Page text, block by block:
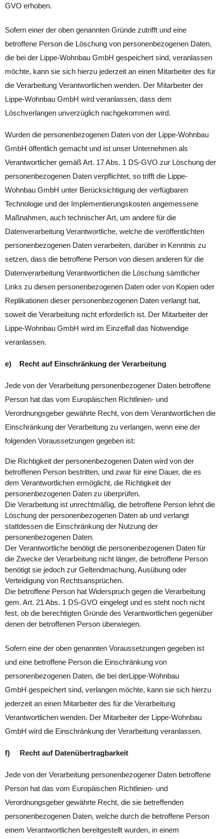
GVO erhoben.
Sofern einer der oben genannten Gründe zutrifft und eine
betroffene Person die Löschung von personenbezogenen Daten,
die bei der Lippe-Wohnbau GmbH gespeichert sind, veranlassen
möchte, kann sie sich hierzu jederzeit an einen Mitarbeiter des für
die Verarbeitung Verantwortlichen wenden. Der Mitarbeiter der
Lippe-Wohnbau GmbH wird veranlassen, dass dem
Löschverlangen unverzüglich nachgekommen wird.
Wurden die personenbezogenen Daten von der Lippe-Wohnbau
GmbH öffentlich gemacht und ist unser Unternehmen als
Verantwortlicher gemäß Art. 17 Abs. 1 DS-GVO zur Löschung der
personenbezogenen Daten verpflichtet, so trifft die Lippe-
Wohnbau GmbH unter Berücksichtigung der verfügbaren
Technologie und der Implementierungskosten angemessene
Maßnahmen, auch technischer Art, um andere für die
Datenverarbeitung Verantwortliche, welche die veröffentlichten
personenbezogenen Daten verarbeiten, darüber in Kenntnis zu
setzen, dass die betroffene Person von diesen anderen für die
Datenverarbeitung Verantwortlichen die Löschung sämtlicher
Links zu diesen personenbezogenen Daten oder von Kopien oder
Replikationen dieser personenbezogenen Daten verlangt hat,
soweit die Verarbeitung nicht erforderlich ist. Der Mitarbeiter der
Lippe-Wohnbau GmbH wird im Einzelfall das Notwendige
veranlassen.
e) Recht auf Einschränkung der Verarbeitung
Jede von der Verarbeitung personenbezogener Daten betroffene
Person hat das vom Europäischen Richtlinien- und
Verordnungsgeber gewährte Recht, von dem Verantwortlichen die
Einschränkung der Verarbeitung zu verlangen, wenn eine der
folgenden Voraussetzungen gegeben ist:
Die Richtigkeit der personenbezogenen Daten wird von der
betroffenen Person bestritten, und zwar für eine Dauer, die es
dem Verantwortlichen ermöglicht, die Richtigkeit der
personenbezogenen Daten zu überprüfen.
Die Verarbeitung ist unrechtmäßig, die betroffene Person lehnt die
Löschung der personenbezogenen Daten ab und verlangt
stattdessen die Einschränkung der Nutzung der
personenbezogenen Daten.
Der Verantwortliche benötigt die personenbezogenen Daten für
die Zwecke der Verarbeitung nicht länger, die betroffene Person
benötigt sie jedoch zur Geltendmachung, Ausübung oder
Verteidigung von Rechtsansprüchen.
Die betroffene Person hat Widerspruch gegen die Verarbeitung
gem. Art. 21 Abs. 1 DS-GVO eingelegt und es steht noch nicht
fest, ob die berechtigten Gründe des Verantwortlichen gegenüber
denen der betroffenen Person überwiegen.
Sofern eine der oben genannten Voraussetzungen gegeben ist
und eine betroffene Person die Einschränkung von
personenbezogenen Daten, die bei derLippe-Wohnbau
GmbH gespeichert sind, verlangen möchte, kann sie sich hierzu
jederzeit an einen Mitarbeiter des für die Verarbeitung
Verantwortlichen wenden. Der Mitarbeiter der Lippe-Wohnbau
GmbH wird die Einschränkung der Verarbeitung veranlassen.
f) Recht auf Datenübertragbarkeit
Jede von der Verarbeitung personenbezogener Daten betroffene
Person hat das vom Europäischen Richtlinien- und
Verordnungsgeber gewährte Recht, die sie betreffenden
personenbezogenen Daten, welche durch die betroffene Person
einem Verantwortlichen bereitgestellt wurden, in einem